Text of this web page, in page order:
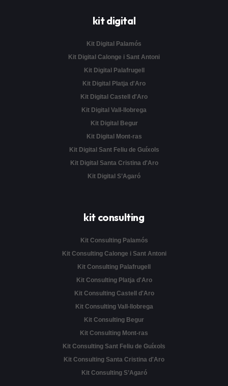
kit digital
Kit Digital Palamós
Kit Digital Calonge i Sant Antoni
Kit Digital Palafrugell
Kit Digital Platja d'Aro
Kit Digital Castell d'Aro
Kit Digital Vall-llobrega
Kit Digital Begur
Kit Digital Mont-ras
Kit Digital Sant Feliu de Guíxols
Kit Digital Santa Cristina d'Aro
Kit Digital S’Agaró
kit consulting
Kit Consulting Palamós
Kit Consulting Calonge i Sant Antoni
Kit Consulting Palafrugell
Kit Consulting Platja d'Aro
Kit Consulting Castell d'Aro
Kit Consulting Vall-llobrega
Kit Consulting Begur
Kit Consulting Mont-ras
Kit Consulting Sant Feliu de Guíxols
Kit Consulting Santa Cristina d'Aro
Kit Consulting S’Agaró